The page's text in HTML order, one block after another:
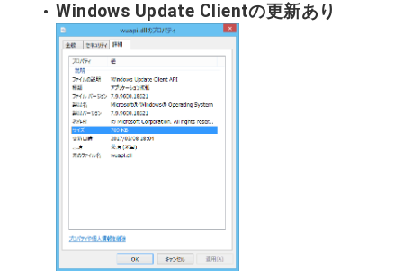
Windows Update Clientの更新あり